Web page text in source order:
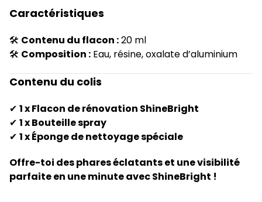
Caractéristiques
🛠 Contenu du flacon :20 ml
🛠 Composition : Eau, résine, oxalate d’aluminium
Contenu du colis
✔ 1 x Flacon de rénovation ShineBright
✔ 1 x Bouteille spray
✔ 1 x Éponge de nettoyage spéciale
Offre-toi des phares éclatants et une visibilité
parfaite en une minute avec ShineBright !